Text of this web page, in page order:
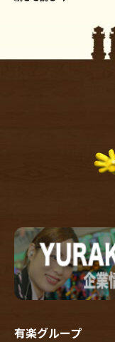
有楽グループ